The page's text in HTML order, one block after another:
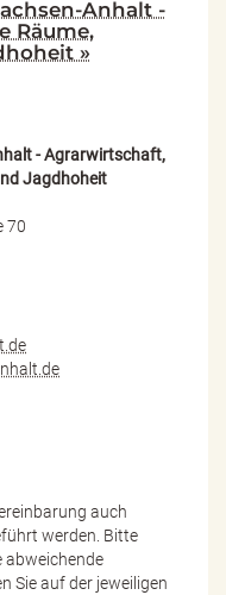
Anhalt -
Räume,
»
- Agrarwirtschaft,
Jagdhoheit
70
auch
werden. Bitte
abweichende
Sie auf der jeweiligen